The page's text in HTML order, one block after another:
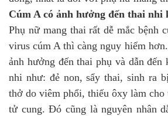
Cúm A có ảnh hưởng đến thai nhi
Phụ nữ mang thai rất dễ mắc bệnh
virus cúm A thì càng nguy hiểm
ảnh hưởng đến thai phụ và dẫn đến
nhi như: đẻ non, sẩy thai, sinh ra
thở do viêm phổi, thiếu ôxy làm
tử cung. Đó cũng là nguyên nhân